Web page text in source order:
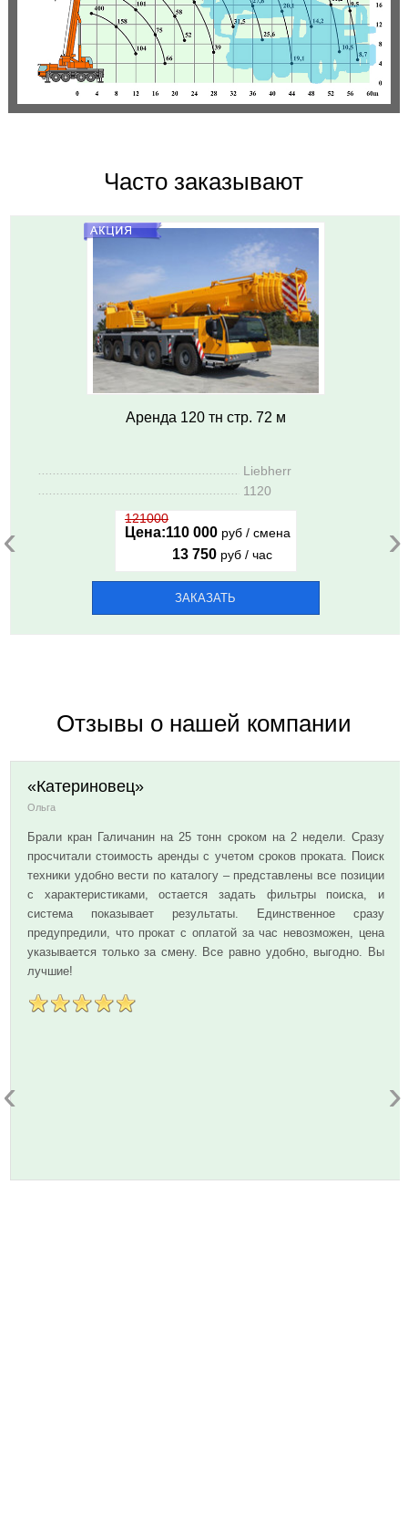
Часто заказывают
Аренда 120 тн стр. 72 м
..........................................................Liebherr
..........................................................1120
121000
Цена:110 000 руб / смена
13 750 руб / час
ЗАКАЗАТЬ
‹ ›
Отзывы о нашей компании
«Катериновец»
Ольга
Брали кран Галичанин на 25 тонн сроком на 2 недели. Сразу
просчитали стоимость аренды с учетом сроков проката. Поиск
техники удобно вести по каталогу – представлены все позиции
с характеристиками, остается задать фильтры поиска, и
система показывает результаты. Единственное сразу
предупредили, что прокат с оплатой за час невозможен, цена
указывается только за смену. Все равно удобно, выгодно. Вы
лучшие!
‹ ›